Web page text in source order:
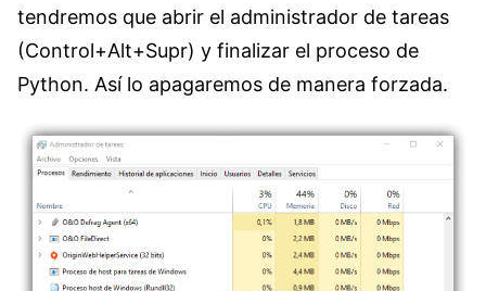
tendremos que abrir el administrador de tareas
(Control+Alt+Supr) y finalizar el proceso de
Python. Así lo apagaremos de manera forzada.